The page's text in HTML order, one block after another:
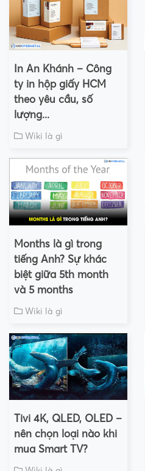
In An Khánh – Công
ty in hộp giấy HCM
theo yêu cầu, số
lượng...
Wiki là gì
Months là gì trong
tiếng Anh? Sự khác
biệt giữa 5th month
và 5 months
Wiki là gì
Tivi 4K, QLED, OLED –
nên chọn loại nào khi
mua Smart TV?